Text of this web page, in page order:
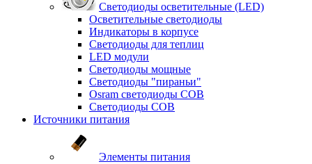
Светодиоды осветительные (LED)
Осветительные светодиоды
Индикаторы в корпусе
Светодиоды для теплиц
LED модули
Светодиоды мощные
Светодиоды "пираньи"
Osram светодиоды COB
Светодиоды COB
Источники питания
Элементы питания